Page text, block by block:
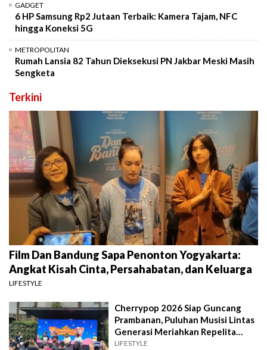
GADGET
6 HP Samsung Rp2 Jutaan Terbaik: Kamera Tajam, NFC
hingga Koneksi 5G
METROPOLITAN
Rumah Lansia 82 Tahun Dieksekusi PN Jakbar Meski Masih
Sengketa
Terkini
Film Dan Bandung Sapa Penonton Yogyakarta:
Angkat Kisah Cinta, Persahabatan, dan Keluarga
LIFESTYLE
Cherrypop 2026 Siap Guncang
Prambanan, Puluhan Musisi Lintas
Generasi Meriahkan Repelita
Musik
LIFESTYLE